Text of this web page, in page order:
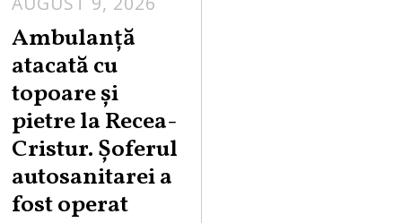
Ambulanță
atacată cu
topoare și
pietre la Recea-
Cristur. Șoferul
autosanitarei a
fost operat